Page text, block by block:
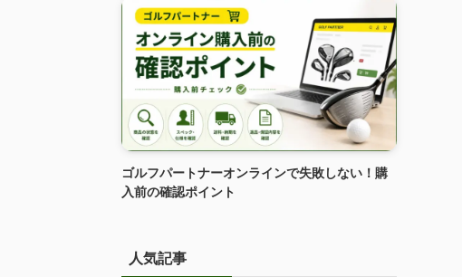
ゴルフパートナーオンラインで失敗しない！購
入前の確認ポイント
人気記事